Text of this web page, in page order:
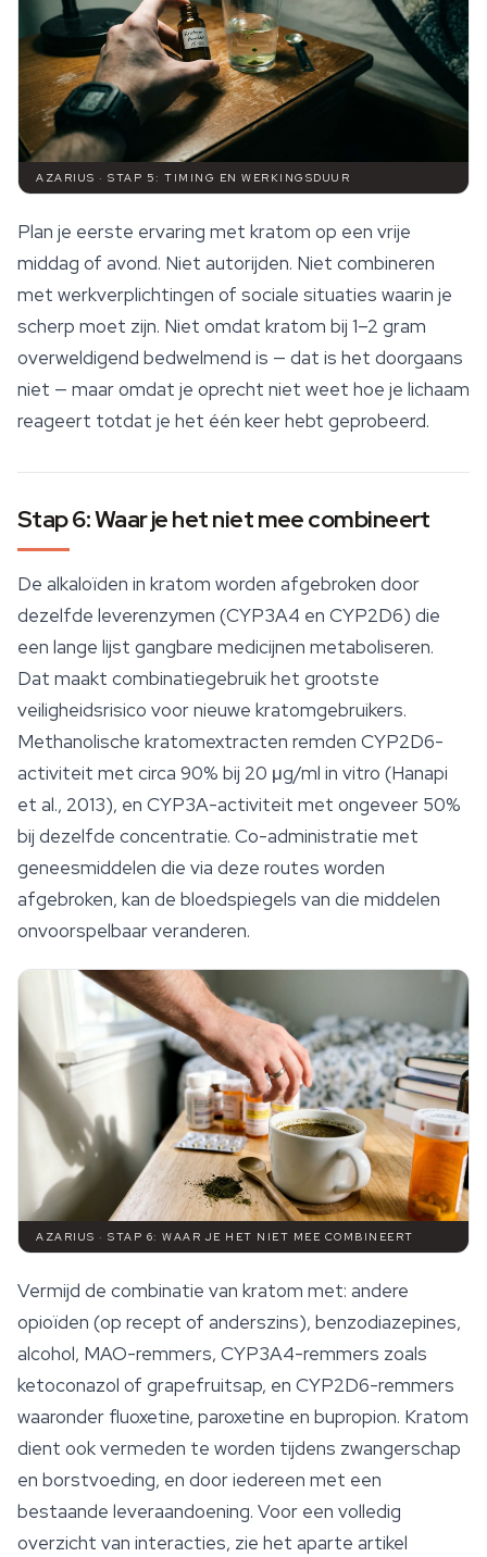
AZARIUS · STAP 5: TIMING EN WERKINGSDUUR
Plan je eerste ervaring met kratom op een vrije
middag of avond. Niet autorijden. Niet combineren
met werkverplichtingen of sociale situaties waarin je
scherp moet zijn. Niet omdat kratom bij 1–2 gram
overweldigend bedwelmend is — dat is het doorgaans
niet — maar omdat je oprecht niet weet hoe je lichaam
reageert totdat je het één keer hebt geprobeerd.
Stap 6: Waar je het niet mee combineert
De alkaloïden in kratom worden afgebroken door
dezelfde leverenzymen (CYP3A4 en CYP2D6) die
een lange lijst gangbare medicijnen metaboliseren.
Dat maakt combinatiegebruik het grootste
veiligheidsrisico voor nieuwe kratomgebruikers.
Methanolische kratomextracten remden CYP2D6-
activiteit met circa 90% bij 20 μg/ml in vitro (Hanapi
et al., 2013), en CYP3A-activiteit met ongeveer 50%
bij dezelfde concentratie. Co-administratie met
geneesmiddelen die via deze routes worden
afgebroken, kan de bloedspiegels van die middelen
onvoorspelbaar veranderen.
AZARIUS · STAP 6: WAAR JE HET NIET MEE COMBINEERT
Vermijd de combinatie van kratom met: andere
opioïden (op recept of anderszins), benzodiazepines,
alcohol, MAO-remmers, CYP3A4-remmers zoals
ketoconazol of grapefruitsap, en CYP2D6-remmers
waaronder fluoxetine, paroxetine en bupropion. Kratom
dient ook vermeden te worden tijdens zwangerschap
en borstvoeding, en door iedereen met een
bestaande leveraandoening. Voor een volledig
overzicht van interacties, zie het aparte artikel